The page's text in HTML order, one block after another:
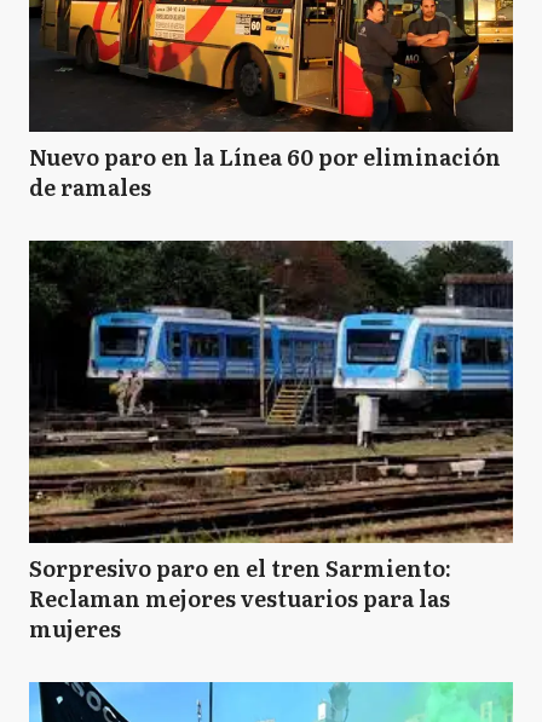
Nuevo paro en la Línea 60 por eliminación
de ramales
Sorpresivo paro en el tren Sarmiento:
Reclaman mejores vestuarios para las
mujeres